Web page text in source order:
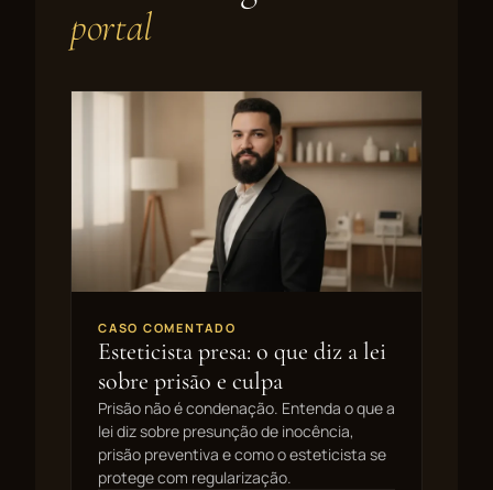
portal
CASO COMENTADO
Esteticista presa: o que diz a lei
sobre prisão e culpa
Prisão não é condenação. Entenda o que a
lei diz sobre presunção de inocência,
prisão preventiva e como o esteticista se
protege com regularização.